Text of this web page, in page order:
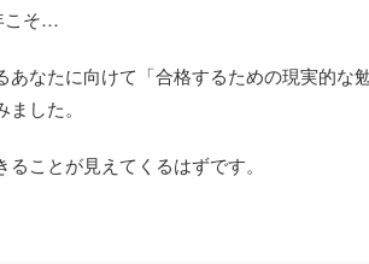
こそ…
あなたに向けて「合格するための現実的な
した。
ことが見えてくるはずです。